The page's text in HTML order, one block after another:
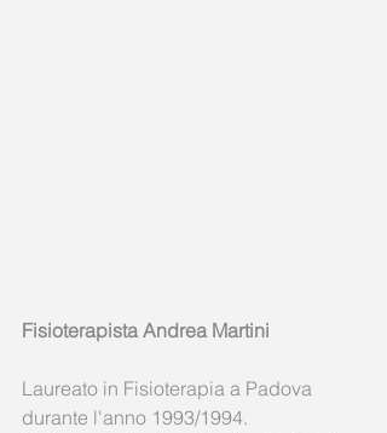
Fisioterapista Andrea Martini
Laureato in Fisioterapia a Padova
durante l'anno 1993/1994.